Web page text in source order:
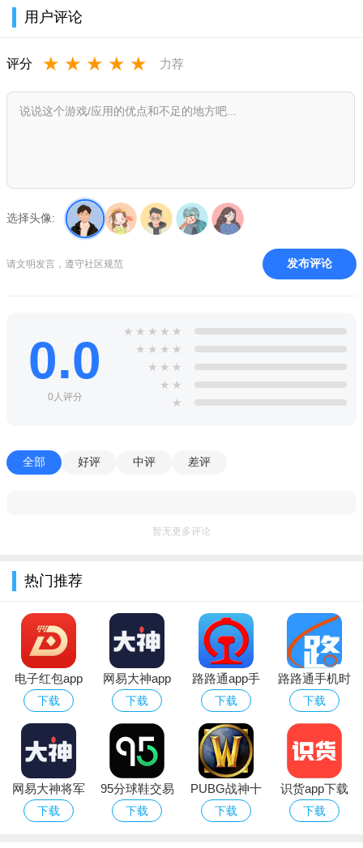
2、能够以列表的形式，对相关的网络数据进行测试，同时还
可以开启弱网模式。
3、采用零门槛交互设计，用户无需专业网络知识即可快速完
4、内置智能帮助系统，用户通过查阅文档即可快速掌握功能
行全面的测试和分析。
软件优势：
设备兼容性良好：能够在多种操作系统和不同类型的移动设
好地发挥设备的性能潜力，实现更准确、高效的网络参数模拟和
测试。
易于上手：无需专业的网络技术知识，普通用户也能轻松进
行网络参数的设置和调整，使得网络优化变得更加简单易行。
读这些文档快速了解应用的功能、使用方法以及解决常见问题的
1.无需ROOT手机，无需连接数据线
2.提供快速.可靠.功能齐全的弱网模拟服务
用户评论
评分 ★ ★ ★ ★ ★ 力荐
选择头像:
请文明发言，遵守社区规范 发布评论
0.0
0人评分
★ ★ ★ ★ ★
★ ★ ★ ★
★ ★ ★
★ ★
★
全部 好评 中评 差评
暂无更多评论
热门推荐
电子红包app
官方版
下载
网易大神app
华为版下载官
方最新版
下载
路路通app手
机版
下载
路路通手机时
刻表app官方
安卓版
下载
网易大神将军
令下载安装官
下载
95分球鞋交易
app平台下载
下载
PUBG战神十
字架下载安卓
下载
识货app下载
官方正版最新
下载